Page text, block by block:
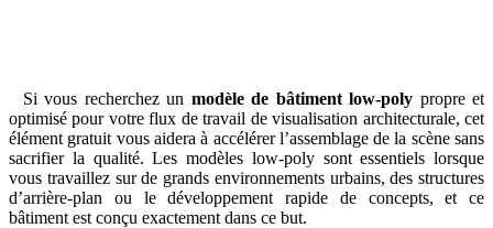
Si vous recherchez un modèle de bâtiment low-poly propre et
optimisé pour votre flux de travail de visualisation architecturale, cet
élément gratuit vous aidera à accélérer l’assemblage de la scène sans
sacrifier la qualité. Les modèles low-poly sont essentiels lorsque
vous travaillez sur de grands environnements urbains, des structures
d’arrière-plan ou le développement rapide de concepts, et ce
bâtiment est conçu exactement dans ce but.